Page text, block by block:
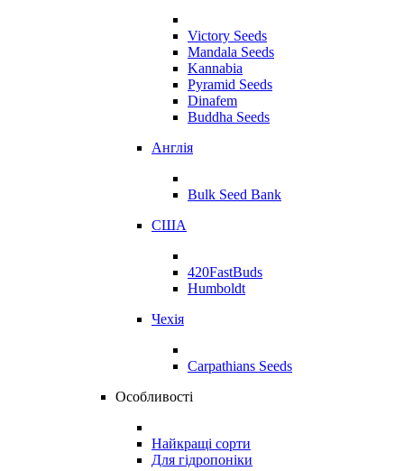
Victory Seeds
Mandala Seeds
Kannabia
Pyramid Seeds
Dinafem
Buddha Seeds
Англія
Bulk Seed Bank
США
420FastBuds
Humboldt
Чехія
Carpathians Seeds
Особливості
Найкращі сорти
Для гідропоніки